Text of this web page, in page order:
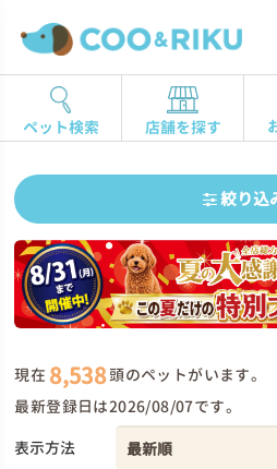
ペット検索 店舗を探す
絞り込
現在 8,538頭のペットがいます。
最新登録日は2026/08/07です。
表示方法